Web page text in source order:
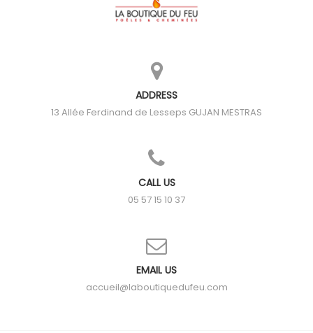
ADDRESS
13 Allée Ferdinand de Lesseps GUJAN MESTRAS
CALL US
05 57 15 10 37
EMAIL US
accueil@laboutiquedufeu.com